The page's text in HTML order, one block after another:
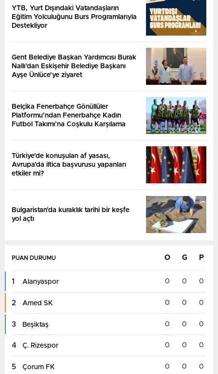
YTB, Yurt Dışındaki Vatandaşların
Eğitim Yolculuğunu Burs Programlarıyla
Destekliyor
Gent Belediye Başkan Yardımcısı Burak
Nallı’dan Eskişehir Belediye Başkanı
Ayşe Ünlüce’ye ziyaret
Belçika Fenerbahçe Gönüllüler
Platformu’ndan Fenerbahçe Kadın
Futbol Takımı’na Coşkulu Karşılama
Türkiye’de konuşulan af yasası,
Avrupa’da iltica başvurusu yapanları
etkiler mi?
Bulgaristan’da kuraklık tarihi bir keşfe
yol açtı
PUAN DURUMU O G P
1 Alanyaspor 0 0 0
2 Amed SK 0 0 0
3 Beşiktaş 0 0 0
4 Ç. Rizespor 0 0 0
5 Çorum FK 0 0 0